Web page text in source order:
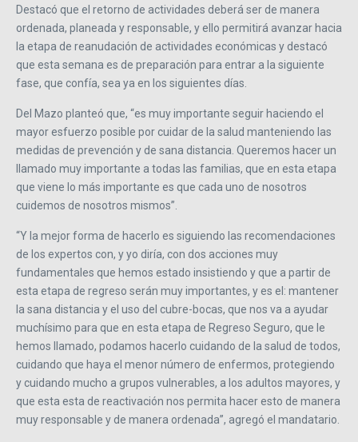
Destacó que el retorno de actividades deberá ser de manera
ordenada, planeada y responsable, y ello permitirá avanzar hacia
la etapa de reanudación de actividades económicas y destacó
que esta semana es de preparación para entrar a la siguiente
fase, que confía, sea ya en los siguientes días.
Del Mazo planteó que, “es muy importante seguir haciendo el
mayor esfuerzo posible por cuidar de la salud manteniendo las
medidas de prevención y de sana distancia. Queremos hacer un
llamado muy importante a todas las familias, que en esta etapa
que viene lo más importante es que cada uno de nosotros
cuidemos de nosotros mismos”.
“Y la mejor forma de hacerlo es siguiendo las recomendaciones
de los expertos con, y yo diría, con dos acciones muy
fundamentales que hemos estado insistiendo y que a partir de
esta etapa de regreso serán muy importantes, y es el: mantener
la sana distancia y el uso del cubre-bocas, que nos va a ayudar
muchísimo para que en esta etapa de Regreso Seguro, que le
hemos llamado, podamos hacerlo cuidando de la salud de todos,
cuidando que haya el menor número de enfermos, protegiendo
y cuidando mucho a grupos vulnerables, a los adultos mayores, y
que esta esta de reactivación nos permita hacer esto de manera
muy responsable y de manera ordenada”, agregó el mandatario.